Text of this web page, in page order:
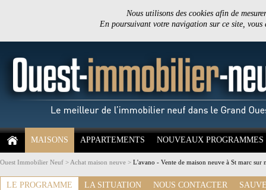
Nous utilisons des cookies afin de
En poursuivant votre navigation sur ce site,
MAISONS APPARTEMENTS NOUVEAUX PROGRAMMES
Ouest Immobilier Neuf > Achat maison neuve > L'avano - Vente de maison neuve à St marc sur
LE PROGRAMME LA SITUATION NOUS CONTACTER